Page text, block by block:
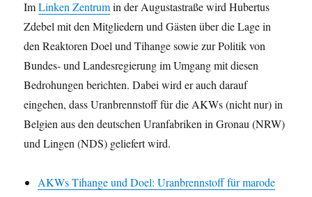
ImLinken Zentrumin der Augustastraße wird Hubertus
Zdebel mit den Mitgliedern und Gästen über die Lage in
den Reaktoren Doel und Tihange sowie zur Politik von
Bundes- und Landesregierung im Umgang mit diesen
Bedrohungen berichten. Dabei wird er auch darauf
eingehen, dass Uranbrennstoff für die AKWs (nicht nur) in
Belgien aus den deutschen Uranfabriken in Gronau (NRW)
und Lingen (NDS) geliefert wird.
AKWs Tihange und Doel: Uranbrennstoff für marode